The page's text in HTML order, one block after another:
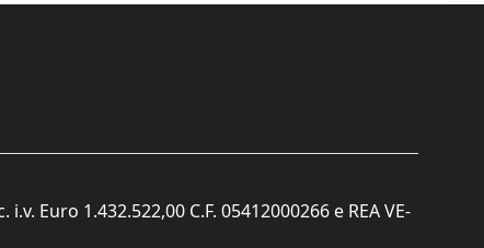
Euro 1.432.522,00 C.F. 05412000266 e REA VE-